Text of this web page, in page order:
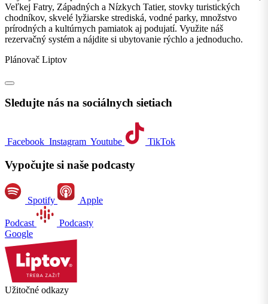
Veľkej Fatry, Západných a Nízkych Tatier, stovky turistických
chodníkov, skvelé lyžiarske strediská, vodné parky, množstvo
prírodných a kultúrnych pamiatok aj podujatí. Využite náš
rezervačný systém a nájdite si ubytovanie rýchlo a jednoducho.
Plánovač Liptov
Sledujte nás na sociálnych sietiach
Facebook Instagram Youtube TikTok
Vypočujte si naše podcasty
Spotify Apple
Podcast
Podcasty
Google
Užitočné odkazy